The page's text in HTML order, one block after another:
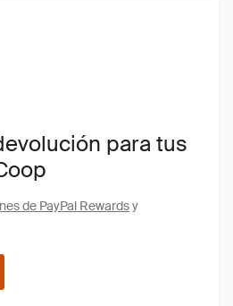
para tus
de PayPal Rewardsy